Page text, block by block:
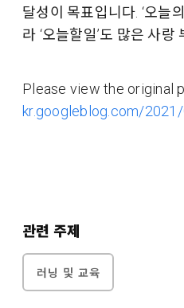
달성이 목표입니다. ‘오늘
라 ‘오늘할일’도 많은 사랑
Please view the original
kr.googleblog.com/
관련 주제
러닝 및 교육